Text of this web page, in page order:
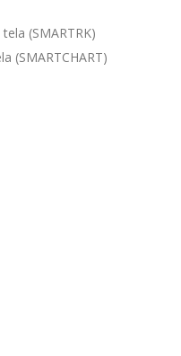
(SMARTRK)
(SMARTCHART)